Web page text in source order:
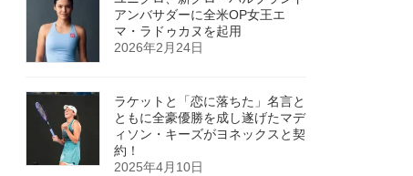
アンバサダーに全米OP女王エ
マ・ラドゥカヌを起用
2026年2月24日
ラケットと「恋に落ちた」名言と
ともに全豪優勝を成し遂げたマデ
ィソン・キーズがヨネックスと契
約！
2025年4月10日